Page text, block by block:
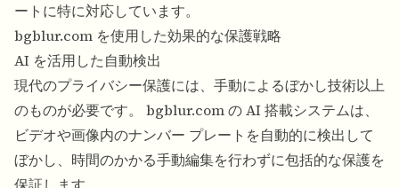
ートに特に対応しています。
bgblur.com を使用した効果的な保護戦略
AI を活用した自動検出
現代のプライバシー保護には、手動によるぼかし技術以上
のものが必要です。 bgblur.com の AI 搭載システムは、
ビデオや画像内のナンバー プレートを自動的に検出して
ぼかし、時間のかかる手動編集を行わずに包括的な保護を